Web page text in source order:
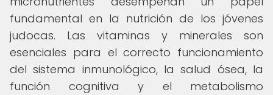
fundamental en la nutrición de los jóvenes
judocas. Las vitaminas y minerales son
esenciales para el correcto funcionamiento
del sistema inmunológico, la salud ósea, la
función cognitiva y el metabolismo